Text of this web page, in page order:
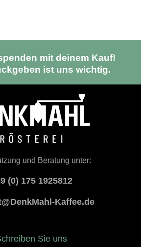
mit deinem Kauf!
ist uns wichtig.
und Beratung unter:
(0) 175 1925812
Kaffee.de
Sie uns